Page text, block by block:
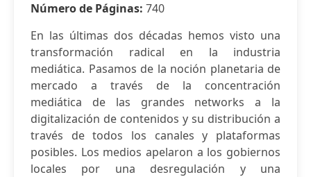
Número de Páginas: 740
En las últimas dos décadas hemos visto una
transformación radical en la industria
mediática. Pasamos de la noción planetaria de
mercado a través de la concentración
mediática de las grandes networks a la
digitalización de contenidos y su distribución a
través de todos los canales y plataformas
posibles. Los medios apelaron a los gobiernos
locales por una desregulación y una